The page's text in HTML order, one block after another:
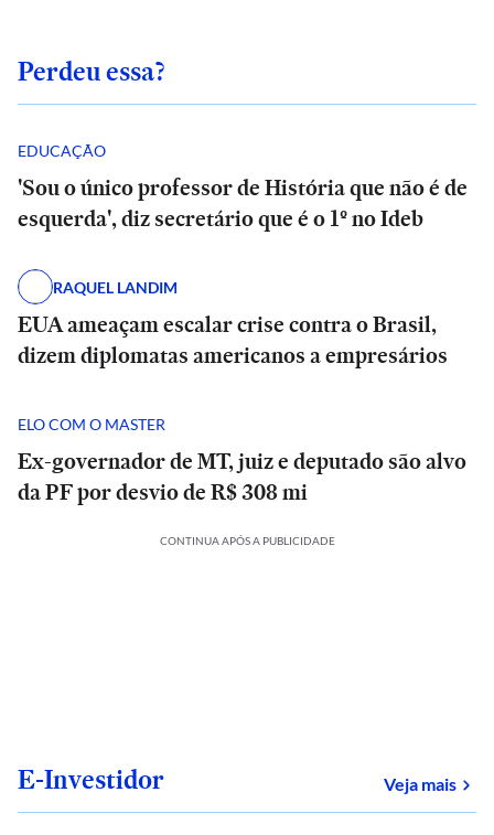
Perdeu essa?
EDUCAÇÃO
'Sou o único professor de História que não é de
esquerda', diz secretário que é o 1º no Ideb
RAQUEL LANDIM
EUA ameaçam escalar crise contra o Brasil,
dizem diplomatas americanos a empresários
ELO COM O MASTER
Ex-governador de MT, juiz e deputado são alvo
da PF por desvio de R$ 308 mi
CONTINUA APÓS A PUBLICIDADE
E-Investidor Veja mais